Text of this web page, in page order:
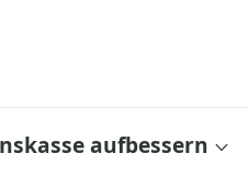
aufbessern